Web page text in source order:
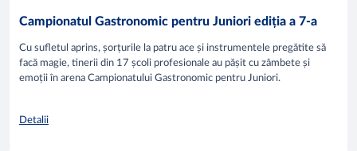
Campionatul Gastronomic pentru Juniori ediția a 7-a
Cu sufletul aprins, șorțurile la patru ace și instrumentele pregătite să
facă magie, tinerii din 17 școli profesionale au pășit cu zâmbete și
emoții în arena Campionatului Gastronomic pentru Juniori.
Detalii